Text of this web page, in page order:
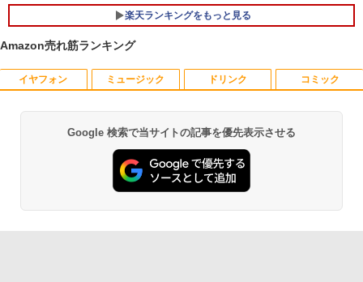
コン 16gbメモリ 256gb ssd windows1
1プロ ノートPC14型 hpノートパソコン1
楽天ランキングをもっと見る
1
独身貴族は異世界を謳歌する 〜結婚し
（8） 【電子書籍】[ 駒鳥ひわ ]
Amazon売れ筋ランキング
イヤフォン
Anker Soundcore P40i オフホワイト
￥7,990
ミュージック
BRUCE WAYNE feat. Flo Milli, ATL Jacob
[Explicit]
￥250
ドリンク
【Amazon.co.jp限定】 い・ろ・は・す 2L P
ET ラベルレス ×8本
￥1,112
コミック
薬屋のひとりごと 17巻 (デジタル版ビッグガ
ンガンコミックス)
￥770
Google 検索で当サイトの記事を優先表示させる